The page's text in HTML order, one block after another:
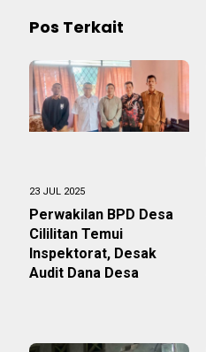
Pos Terkait
23 JUL 2025
Perwakilan BPD Desa
Cililitan Temui
Inspektorat, Desak
Audit Dana Desa